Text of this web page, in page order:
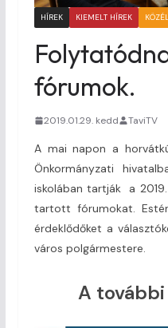
HÍREK KIEMELT HÍREK
fórumok.
2019.01.29. kedd TaviTV
A mai napon a
Önkormányzati
iskolában tartják a
tartott fórumokat.
érdeklődőket a
város polgármestere.
A